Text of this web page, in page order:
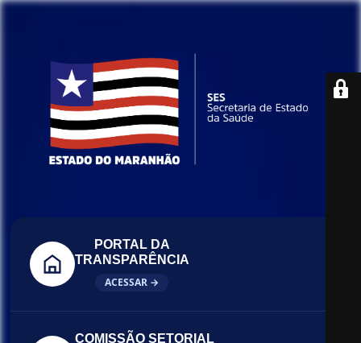
PORTAL DA
TRANSPARÊNCIA
ACESSAR →
COMISSÃO SETORIAL